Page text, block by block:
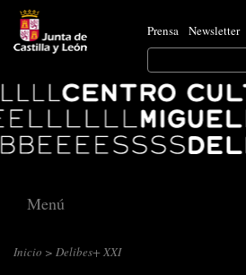
Prensa Newsletter
Search
for:
Ok
Centro
Cultural
Miguel
Delibes
Menú
Inicio > Delibes+ XXI